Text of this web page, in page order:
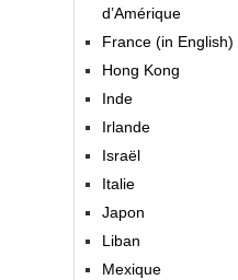
d’Amérique
France (in English)
Hong Kong
Inde
Irlande
Israël
Italie
Japon
Liban
Mexique